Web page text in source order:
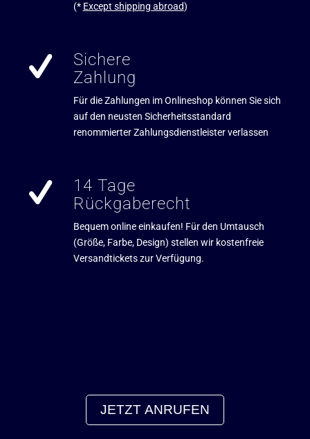
(* Except shipping abroad)
Sichere
Zahlung
Für die Zahlungen im Onlineshop können Sie sich
auf den neusten Sicherheitsstandard
renommierter Zahlungsdienstleister verlassen
14 Tage
Rückgaberecht
Bequem online einkaufen! Für den Umtausch
(Größe, Farbe, Design) stellen wir kostenfreie
Versandtickets zur Verfügung.
JETZT ANRUFEN